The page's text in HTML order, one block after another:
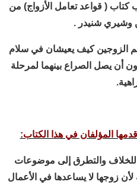
( قواعد تعامل الأزواج) من
وشيري شنيدر .
43 نصيحة تعلم الزوجين كيف يعيشان في سلام
أن يصل الصراع بينهما لمرحلة
المؤلفان في هذا الكتاب:
والتطرق إلى موضوعات
زوجها لا يساعدها في الأعمال